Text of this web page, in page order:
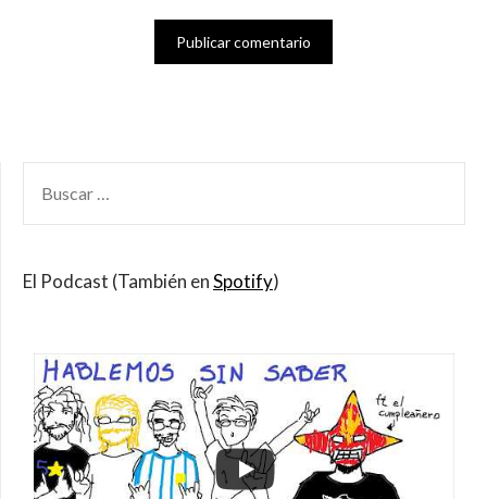
POR:
El Podcast (También enSpotify)